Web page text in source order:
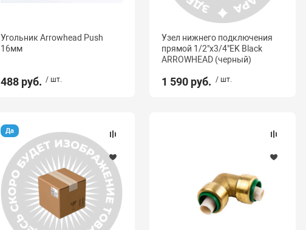
Угольник Arrowhead Push
16мм
488 руб. / шт.
Узел нижнего подключения
прямой 1/2"x3/4"EK Black
ARROWHEAD (черный)
1 590 руб. / шт.
Да